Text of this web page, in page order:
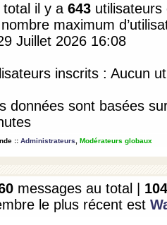
total il y a 643
maximum
Juillet 2026 16:08
inscrits : Aucun
données sont basées
:: Administrateurs Modérateurs globaux
messages au total | 104
le plus récent est